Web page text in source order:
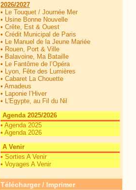
2026/2027
• Le Touquet / Journée Mer
• Usine Bonne Nouvelle
• Crête, Est & Ouest
• Crédit Municipal de Paris
• Le Manuel de la Jeune Mariée
• Rouen, Port & Ville
• Balavoine, Ma Bataille
• Le Fantôme de l’Opéra
• Lyon, Fête des Lumières
• Cabaret La Chouette
• Amadeus
• Laponie l’Hiver
• L'Egypte, au Fil du Nil
Agenda 2025/2026
• Agenda 2025
• Agenda 2026
A Venir
• Sorties A Venir
• Voyages A Venir
Télécharger / Imprimer